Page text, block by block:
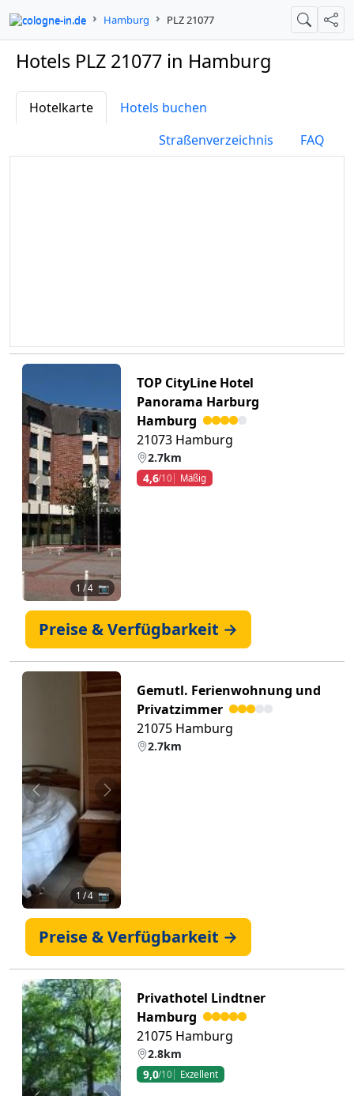
cologne-in.de Hamburg PLZ 21077 Suche
Hotels PLZ 21077 in Hamburg
Hotelkarte
Hotels buchen
Straßenverzeichnis
FAQ
Zurück Weiter
1 / 4 📷
TOP CityLine Hotel
Panorama Harburg
Hamburg
21073 Hamburg
2.7km
4,6/10 Mäßig
Preise & Verfügbarkeit →
Zurück Weiter
1 / 4 📷
Gemutl. Ferienwohnung und
Privatzimmer
21075 Hamburg
2.7km
Preise & Verfügbarkeit →
Privathotel Lindtner
Hamburg
21075 Hamburg
2.8km
9,0/10 Exzellent